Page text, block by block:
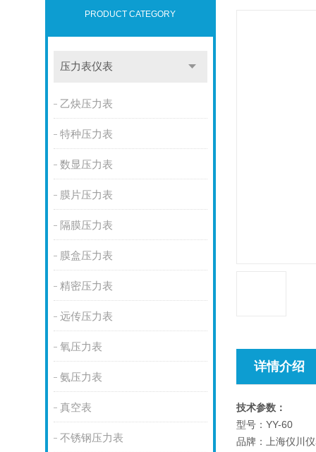
PRODUCT CATEGORY
压力表仪表
乙炔压力表
特种压力表
数显压力表
膜片压力表
隔膜压力表
膜盒压力表
精密压力表
远传压力表
氧压力表
氨压力表
真空表
不锈钢压力表
详情介绍
技术参数：
型号：YY-60
品牌：上海仪川